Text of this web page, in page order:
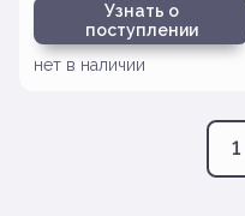
Узнать о
поступлении
нет в наличии
1